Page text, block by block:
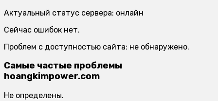
Актуальный статус сервера: онлайн
Сейчас ошибок нет.
Проблем с доступностью сайта: не обнаружено.
Самые частые проблемы
hoangkimpower.com
Не определены.